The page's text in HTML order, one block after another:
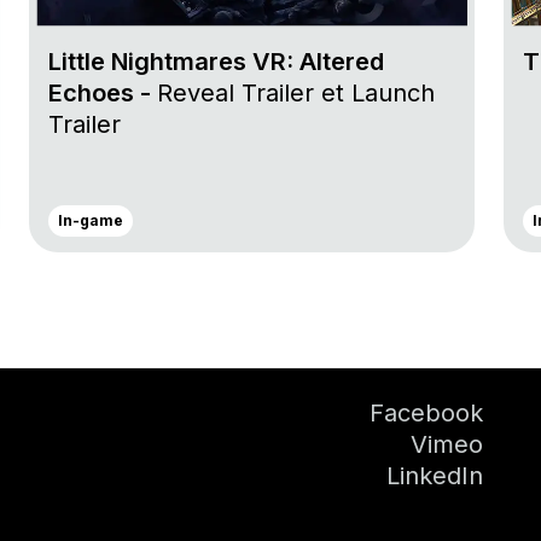
Little Nightmares VR: Altered
Echoes - Reveal Trailer et Launch
Trailer
In-game
Facebook
Vimeo
LinkedIn